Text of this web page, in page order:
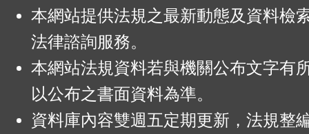
本網站提供法規之最新動態及資料檢
法律諮詢服務。
本網站法規資料若與機關公布文字有
以公布之書面資料為準。
資料庫內容雙週五定期更新，法規整